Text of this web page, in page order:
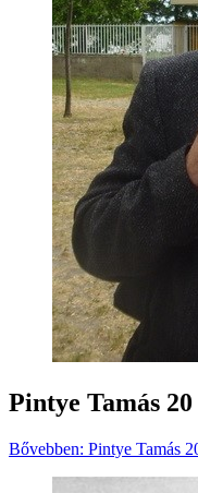
Pintye Tamás
Bővebben: Pintye Tamás